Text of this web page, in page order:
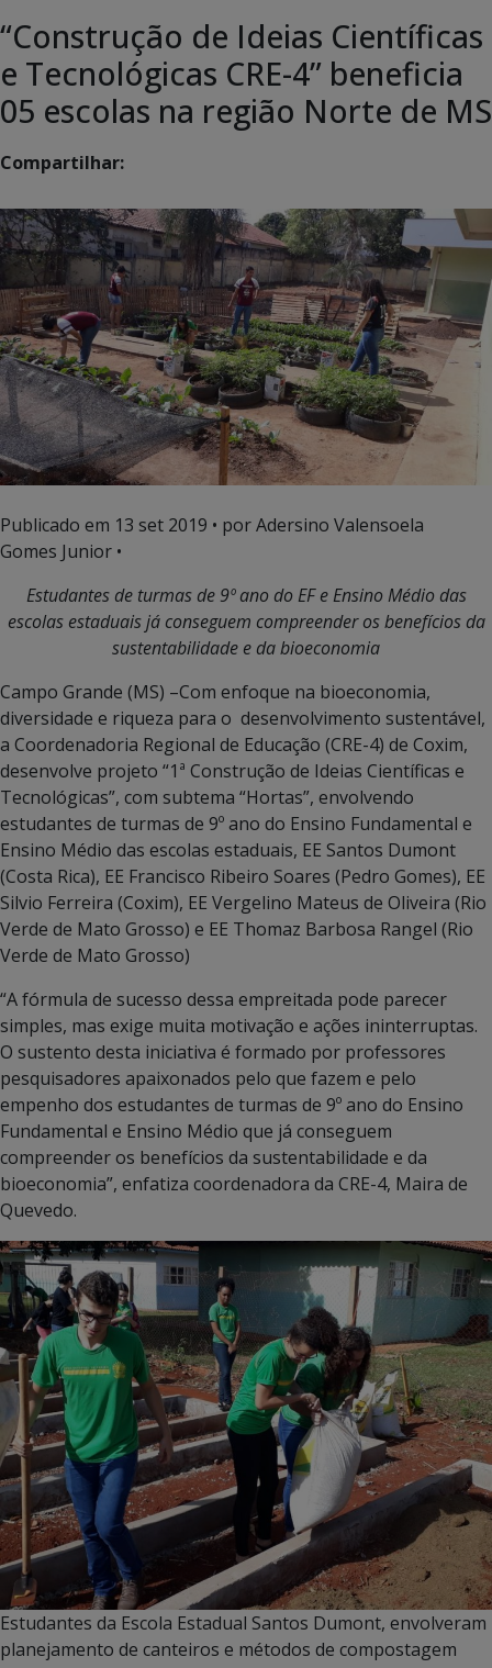
“Construção de Ideias Científicas
e Tecnológicas CRE-4” beneficia
05 escolas na região Norte de MS
Compartilhar:
Publicado em 13 set 2019 • por Adersino Valensoela
Gomes Junior •
Estudantes de turmas de 9º ano do EF e Ensino Médio das
escolas estaduais já conseguem compreender os benefícios da
sustentabilidade e da bioeconomia
Campo Grande (MS) –Com enfoque na bioeconomia,
diversidade e riqueza para o desenvolvimento sustentável,
a Coordenadoria Regional de Educação (CRE-4) de Coxim,
desenvolve projeto “1ª Construção de Ideias Científicas e
Tecnológicas”, com subtema “Hortas”, envolvendo
estudantes de turmas de 9º ano do Ensino Fundamental e
Ensino Médio das escolas estaduais, EE Santos Dumont
(Costa Rica), EE Francisco Ribeiro Soares (Pedro Gomes), EE
Silvio Ferreira (Coxim), EE Vergelino Mateus de Oliveira (Rio
Verde de Mato Grosso) e EE Thomaz Barbosa Rangel (Rio
Verde de Mato Grosso)
“A fórmula de sucesso dessa empreitada pode parecer
simples, mas exige muita motivação e ações ininterruptas.
O sustento desta iniciativa é formado por professores
pesquisadores apaixonados pelo que fazem e pelo
empenho dos estudantes de turmas de 9º ano do Ensino
Fundamental e Ensino Médio que já conseguem
compreender os benefícios da sustentabilidade e da
bioeconomia”, enfatiza coordenadora da CRE-4, Maira de
Quevedo.
Estudantes da Escola Estadual Santos Dumont, envolveram
planejamento de canteiros e métodos de compostagem